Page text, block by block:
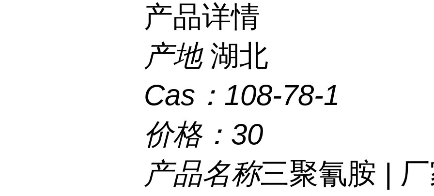
产品详情
产地 湖北
Cas： 108-78-1
价格： 30
产品名称三聚氰胺 |